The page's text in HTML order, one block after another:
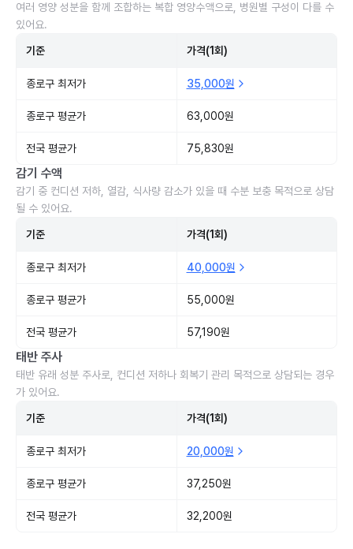
여러 영양 성분을 함께 조합하는 복합 영양수액으로, 병원별 구성이 다를 수
있어요.
기준 가격(1회)
종로구 최저가 35,000원
종로구 평균가 63,000원
전국 평균가 75,830원
감기 수액
감기 중 컨디션 저하, 열감, 식사량 감소가 있을 때 수분 보충 목적으로 상담
될 수 있어요.
기준 가격(1회)
종로구 최저가 40,000원
종로구 평균가 55,000원
전국 평균가 57,190원
태반 주사
태반 유래 성분 주사로, 컨디션 저하나 회복기 관리 목적으로 상담되는 경우
가 있어요.
기준 가격(1회)
종로구 최저가 20,000원
종로구 평균가 37,250원
전국 평균가 32,200원